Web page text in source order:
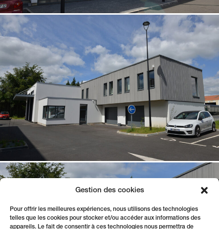
Gestion des cookies
Pour offrir les meilleures expériences, nous utilisons des technologies
telles que les cookies pour stocker et/ou accéder aux informations des
appareils. Le fait de consentir à ces technologies nous permettra de